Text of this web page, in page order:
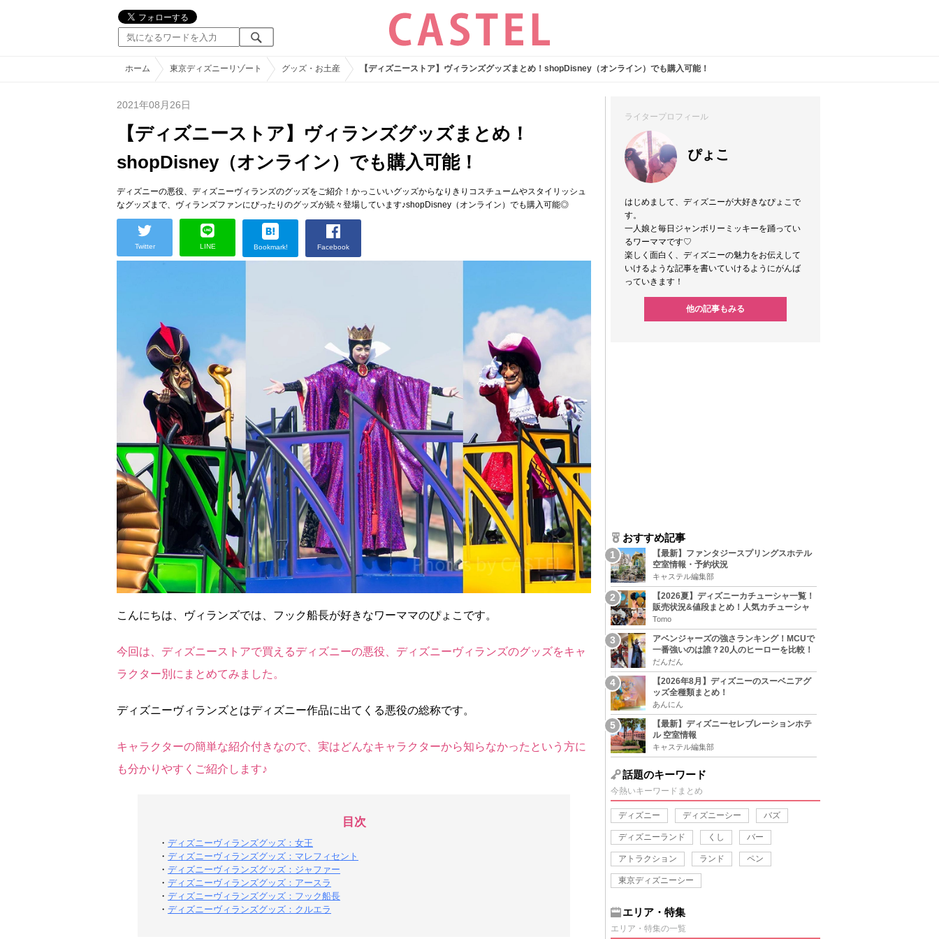
ホーム 東京ディズニーリゾート グッズ・お土産 【ディズニーストア】ヴィランズグッズまとめ！shopDisney（オンライン）でも購入可能！
2021年08月26日
【ディズニーストア】ヴィランズグッズまとめ！
shopDisney（オンライン）でも購入可能！
ディズニーの悪役、ディズニーヴィランズのグッズをご紹介！かっこいいグッズからなりきりコスチュームやスタイリッシュ
なグッズまで、ヴィランズファンにぴったりのグッズが続々登場しています♪shopDisney（オンライン）でも購入可能◎
Twitter LINE Bookmark! Facebook
こんにちは、ヴィランズでは、フック船長が好きなワーママのぴょこです。
今回は、ディズニーストアで買えるディズニーの悪役、ディズニーヴィランズのグッズをキャ
ラクター別にまとめてみました。
ディズニーヴィランズとはディズニー作品に出てくる悪役の総称です。
キャラクターの簡単な紹介付きなので、実はどんなキャラクターから知らなかったという方に
も分かりやすくご紹介します♪
目次
・ ディズニーヴィランズグッズ：女王
・ ディズニーヴィランズグッズ：マレフィセント
・ ディズニーヴィランズグッズ：ジャファー
・ ディズニーヴィランズグッズ：アースラ
・ ディズニーヴィランズグッズ：フック船長
・ ディズニーヴィランズグッズ：クルエラ
ライタープロフィール
ぴょこ
はじめまして、ディズニーが大好きなぴょこで
す。
一人娘と毎日ジャンボリーミッキーを踊ってい
るワーママです♡
楽しく面白く、ディズニーの魅力をお伝えして
いけるような記事を書いていけるようにがんば
っていきます！
他の記事もみる
おすすめ記事
【最新】ファンタジースプリングスホテル
空室情報・予約状況
キャステル編集部
【2026夏】ディズニーカチューシャ一覧！
販売状況&値段まとめ！人気カチューシャ
をチェック
Tomo
アベンジャーズの強さランキング！MCUで
一番強いのは誰？20人のヒーローを比較！
だんだん
【2026年8月】ディズニーのスーベニアグ
ッズ全種類まとめ！
あんにん
【最新】ディズニーセレブレーションホテ
ル 空室情報
キャステル編集部
話題のキーワード
今熱いキーワードまとめ
ディズニー ディズニーシー バズ
ディズニーランド くし バー
アトラクション ランド ペン
東京ディズニーシー
エリア・特集
エリア・特集の一覧